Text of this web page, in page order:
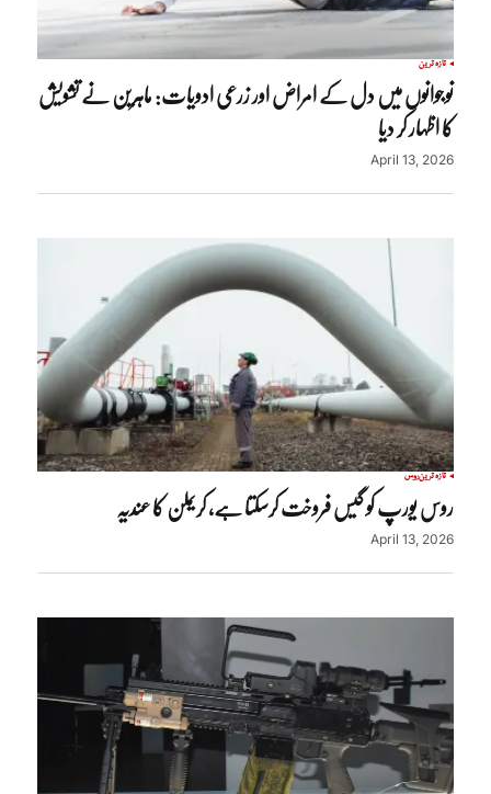
تازہ ترین
نوجوانوں میں دل کے امراض اور زرعی ادویات: ماہرین نے تشویش
کا اظہار کر دیا
April 13, 2026
تازہ ترینروس
روس یورپ کو گیس فروخت کرسکتا ہے، کریملن کا عندیہ
April 13, 2026